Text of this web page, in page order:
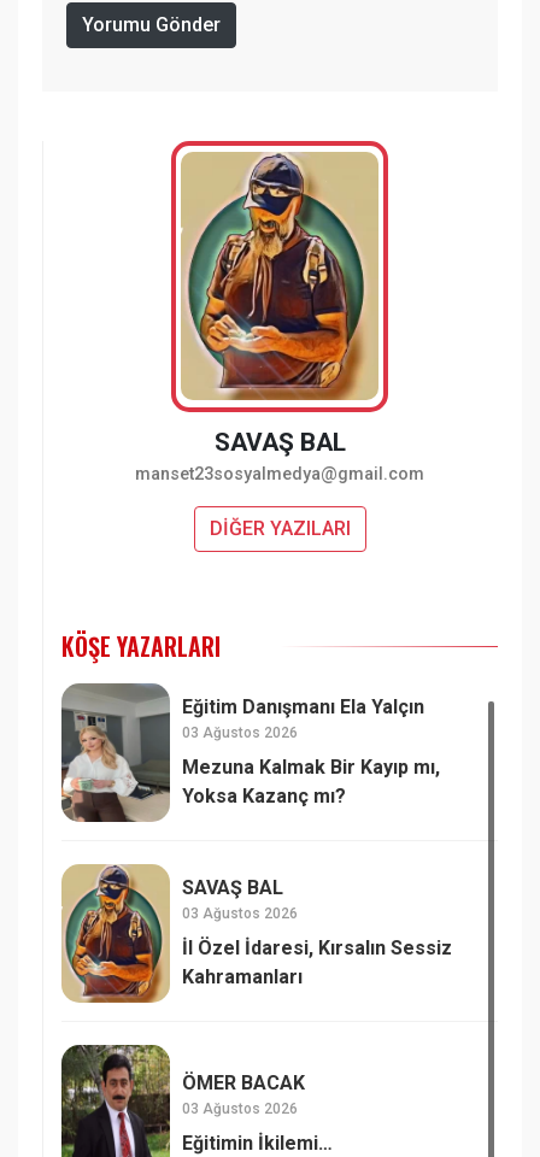
Yorumu Gönder
SAVAŞ BAL
manset23sosyalmedya@gmail.com
DİĞER YAZILARI
KÖŞE YAZARLARI
Eğitim Danışmanı Ela Yalçın
03 Ağustos 2026
Mezuna Kalmak Bir Kayıp mı,
Yoksa Kazanç mı?
SAVAŞ BAL
03 Ağustos 2026
İl Özel İdaresi, Kırsalın Sessiz
Kahramanları
ÖMER BACAK
03 Ağustos 2026
Eğitimin İkilemi…